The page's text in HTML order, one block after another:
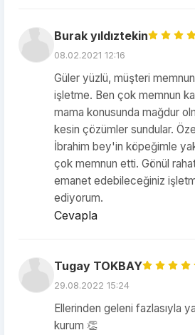
Burak yıldıztekin
08.02.2021 12:16
Güler yüzlü, müşteri
işletme. Ben çok memnun
mama konusunda mağdur
kesin çözümler sundular.
İbrahim bey'in köpeğimle
çok memnun etti. Gönül
emanet edebileceğiniz
ediyorum.
Cevapla
Tugay TOKBAY
29.08.2022 15:24
Ellerinden geleni fazlasıyla
kurum 👏